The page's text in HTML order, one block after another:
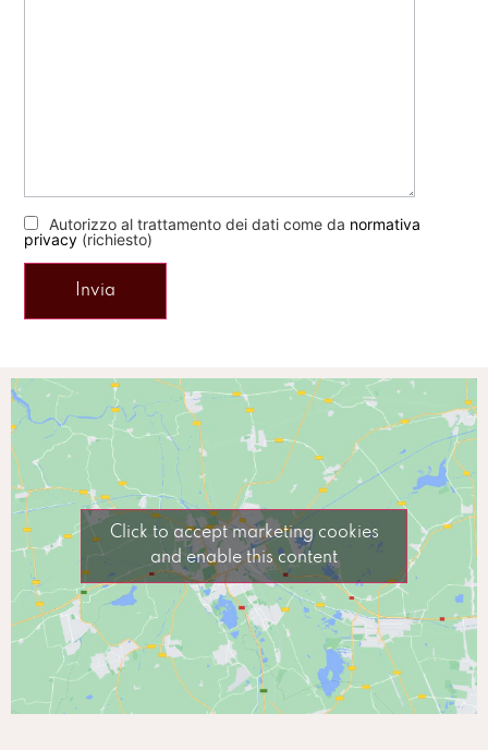
Autorizzo al trattamento dei dati come da normativa
privacy (richiesto)
Click to accept marketing cookies
and enable this content